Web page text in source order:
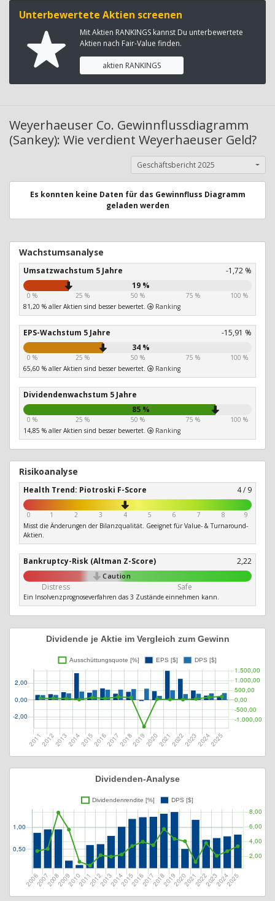
Unterbewertete Aktien screenen
Mit Aktien RANKINGS kannst Du unterbewertete
Aktien nach Fair-Value finden.
aktien RANKINGS
Weyerhaeuser Co. Gewinnflussdiagramm
(Sankey): Wie verdient Weyerhaeuser Geld?
Geschäftsbericht 2025
Es konnten keine Daten für das Gewinnfluss Diagramm
geladen werden
Wachstumsanalyse
Umsatzwachstum 5 Jahre
-1,72 %
19 %
0 % 25 % 50 % 75 %
100 %
81,20 % aller Aktien sind besser bewertet.
Ranking
EPS-Wachstum 5 Jahre
-15,91 %
34 %
0 % 25 % 50 % 75 %
100 %
65,60 % aller Aktien sind besser bewertet.
Ranking
Dividendenwachstum 5 Jahre
85 %
0 % 25 % 50 % 75 %
100 %
14,85 % aller Aktien sind besser bewertet.
Ranking
Risikoanalyse
Health Trend: Piotroski F-Score 4 / 9
0 1 2 3 4 5 6 7 8
9
Misst die Änderungen der Bilanzqualität. Geeignet für Value- & Turnaround-
Aktien.
Bankruptcy-Risk (Altman Z-Score) 2,22
Caution
Distress Safe
Ein Insolvenzprognoseverfahren das 3 Zustände einnehmen kann.